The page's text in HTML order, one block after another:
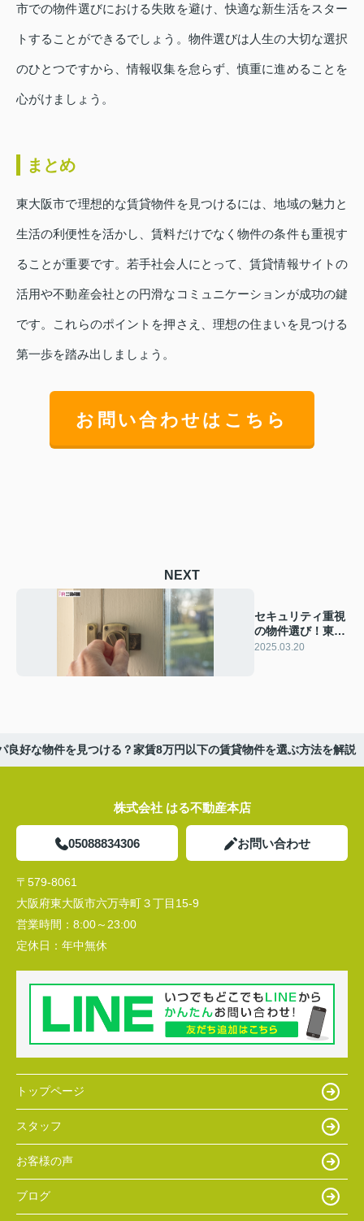
市での物件選びにおける失敗を避け、快適な新生活をスター
トすることができるでしょう。物件選びは人生の大切な選択
のひとつですから、情報収集を怠らず、慎重に進めることを
心がけましょう。
まとめ
東大阪市で理想的な賃貸物件を見つけるには、地域の魅力と
生活の利便性を活かし、賃料だけでなく物件の条件も重視す
ることが重要です。若手社会人にとって、賃貸情報サイトの
活用や不動産会社との円滑なコミュニケーションが成功の鍵
です。これらのポイントを押さえ、理想の住まいを見つける
第一歩を踏み出しましょう。
お問い合わせはこちら
NEXT
セキュリティ重視
の物件選び！東大
阪市の賃貸物件探
2025.03.20
良好な物件を見つける？家賃8万円以下の賃貸物件を選ぶ方法を解説
株式会社 はる不動産本店
05088834306 お問い合わせ
〒579-8061
大阪府東大阪市六万寺町３丁目15-9
営業時間： 8:00～23:00
定休日： 年中無休
トップページ
スタッフ
お客様の声
ブログ